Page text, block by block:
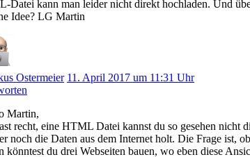
Datei kann man leider nicht direkt hochladen. Und
Idee? LG Martin
Ostermeier 11. April 2017 um 11:31 Uhr
Martin,
recht, eine HTML Datei kannst du so gesehen nicht
noch die Daten aus dem Internet holt. Die Frage ist,
könntest du drei Webseiten bauen, wo eben diese